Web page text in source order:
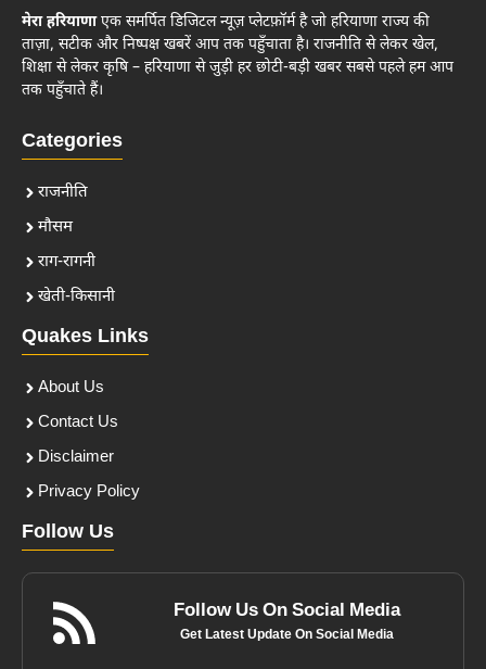
मेरा हरियाणाएक समर्पित डिजिटल न्यूज़ प्लेटफ़ॉर्म है जो हरियाणा राज्य की
ताज़ा, सटीक और निष्पक्ष खबरें आप तक पहुँचाता है। राजनीति से लेकर खेल,
शिक्षा से लेकर कृषि – हरियाणा से जुड़ी हर छोटी-बड़ी खबर सबसे पहले हम आप
तक पहुँचाते हैं।
Categories
राजनीति
मौसम
राग-रागनी
खेती-किसानी
Quakes Links
About Us
Contact Us
Disclaimer
Privacy Policy
Follow Us
Follow Us On Social Media
Get Latest Update On Social Media